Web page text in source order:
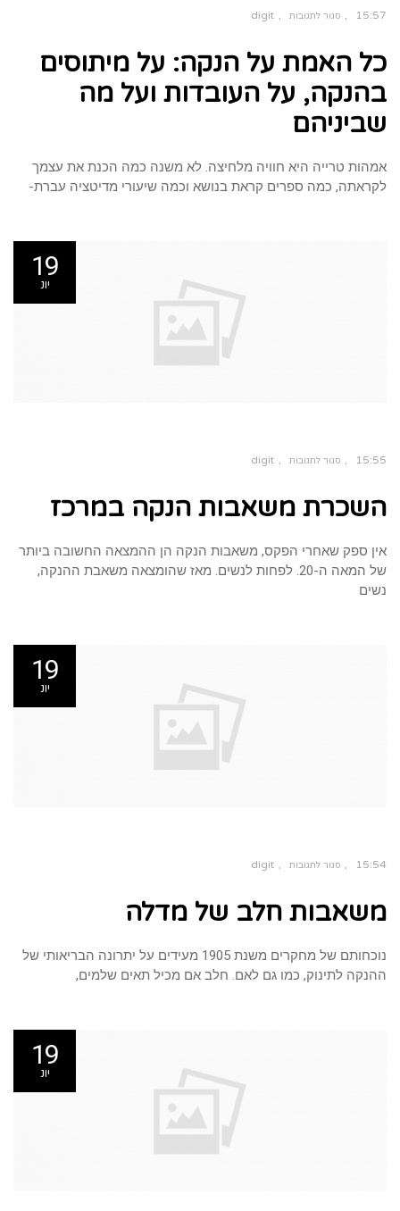
15:57 סגור לתגובות
האמת
על
הנקה:
מיתוסים
בהנקה,
על
העובדות
digit
כל האמת על הנקה: על מיתוסים
בהנקה, על העובדות ועל מה
שביניהם
אמהות טרייה היא חוויה מלחיצה. לא משנה כמה הכנת את עצמך
לקראתה, כמה ספרים קראת בנושא וכמה שיעורי מדיטציה עברת-
19
יונ
15:55 סגור לתגובות
משאבות
הנקה
במרכז
digit
השכרת משאבות הנקה במרכז
אין ספק שאחרי הפקס, משאבות הנקה הן ההמצאה החשובה ביותר
של המאה ה-20. לפחות לנשים. מאז שהומצאה משאבת ההנקה,
נשים
19
יונ
15:54 סגור לתגובות
חלב
של
מדלה
digit
משאבות חלב של מדלה
נוכחותם של מחקרים משנת 1905 מעידים על יתרונה הבריאותי של
ההנקה לתינוק, כמו גם לאם. חלב אם מכיל תאים שלמים,
19
יונ